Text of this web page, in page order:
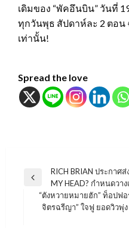
เดิมของ “พัคอึนบิน” วันที่
ทุกวันพุธ สัปดาห์ละ 2 ตอน
เท่านั้น!
Spread the love
แนะแนว
เรื่อง
Previous
RICH BRIAN ประกาศ
MY HEAD? กำหนดว
Next
“ตังหวายหมายฮัก” ท็อปฟอ
จิตรฉรีญา” ใจฟู ยอดวิวพุ่